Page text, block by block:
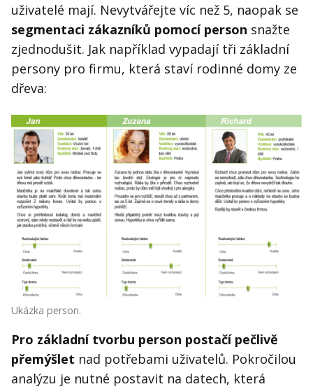
uživatelé mají. Nevytvářejte víc než 5, naopak se
segmentaci zákazníků pomocí person snažte
zjednodušit. Jak například vypadají tři základní
persony pro firmu, která staví rodinné domy ze
dřeva:
Ukázka person.
Pro základní tvorbu person postačí pečlivě
přemýšlet nad potřebami uživatelů. Pokročilou
analýzu je nutné postavit na datech, která